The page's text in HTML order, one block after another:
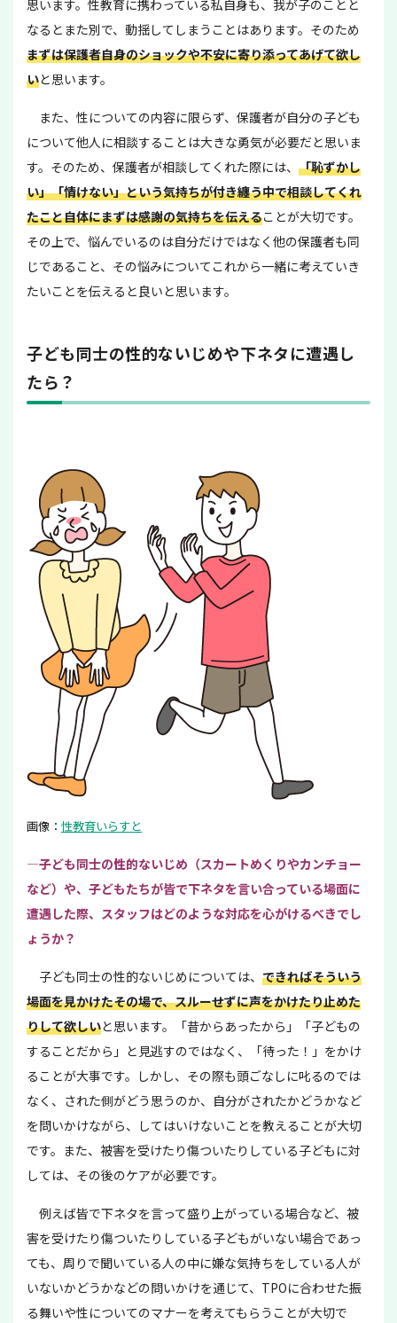
思います。性教育に携わっている私自身も、我が子のことと
なるとまた別で、動揺してしまうことはあります。そのため
まずは保護者自身のショックや不安に寄り添ってあげて欲し
いと思います。
また、性についての内容に限らず、保護者が自分の子ども
について他人に相談することは大きな勇気が必要だと思いま
す。そのため、保護者が相談してくれた際には、 「恥ずかし
い」「情けない」という気持ちが付き纏う中で相談してくれ
たこと自体にまずは感謝の気持ちを伝えることが大切です。
その上で、悩んでいるのは自分だけではなく他の保護者も同
じであること、その悩みについてこれから一緒に考えていき
たいことを伝えると良いと思います。
子ども同士の性的ないじめや下ネタに遭遇し
たら？
画像： 性教育いらすと
—子ども同士の性的ないじめ（スカートめくりやカンチョー
など）や、子どもたちが皆で下ネタを言い合っている場面に
遭遇した際、スタッフはどのような対応を心がけるべきでし
ょうか？
子ども同士の性的ないじめについては、 できればそういう
場面を見かけたその場で、スルーせずに声をかけたり止めた
りして欲しいと思います。「昔からあったから」「子どもの
することだから」と見逃すのではなく、「待った！」をかけ
ることが大事です。しかし、その際も頭ごなしに叱るのでは
なく、された側がどう思うのか、自分がされたかどうかなど
を問いかけながら、してはいけないことを教えることが大切
です。また、被害を受けたり傷ついたりしている子どもに対
しては、その後のケアが必要です。
例えば皆で下ネタを言って盛り上がっている場合など、被
害を受けたり傷ついたりしている子どもがいない場合であっ
ても、周りで聞いている人の中に嫌な気持ちをしている人が
いないかどうかなどの問いかけを通じて、TPOに合わせた振
る舞いや性についてのマナーを考えてもらうことが大切で